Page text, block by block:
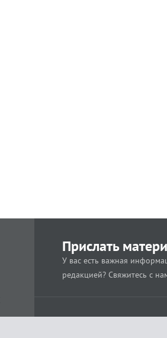
Прислать
У вас есть важная
редакцией? Свяжитесь с